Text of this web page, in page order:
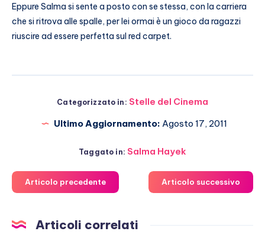
Eppure Salma si sente a posto con se stessa, con la carriera
che si ritrova alle spalle, per lei ormai è un gioco da ragazzi
riuscire ad essere perfetta sul red carpet.
Categorizzato in: Stelle del Cinema
Ultimo Aggiornamento: Agosto 17, 2011
Taggato in: Salma Hayek
Articolo precedente Articolo successivo
Articoli correlati